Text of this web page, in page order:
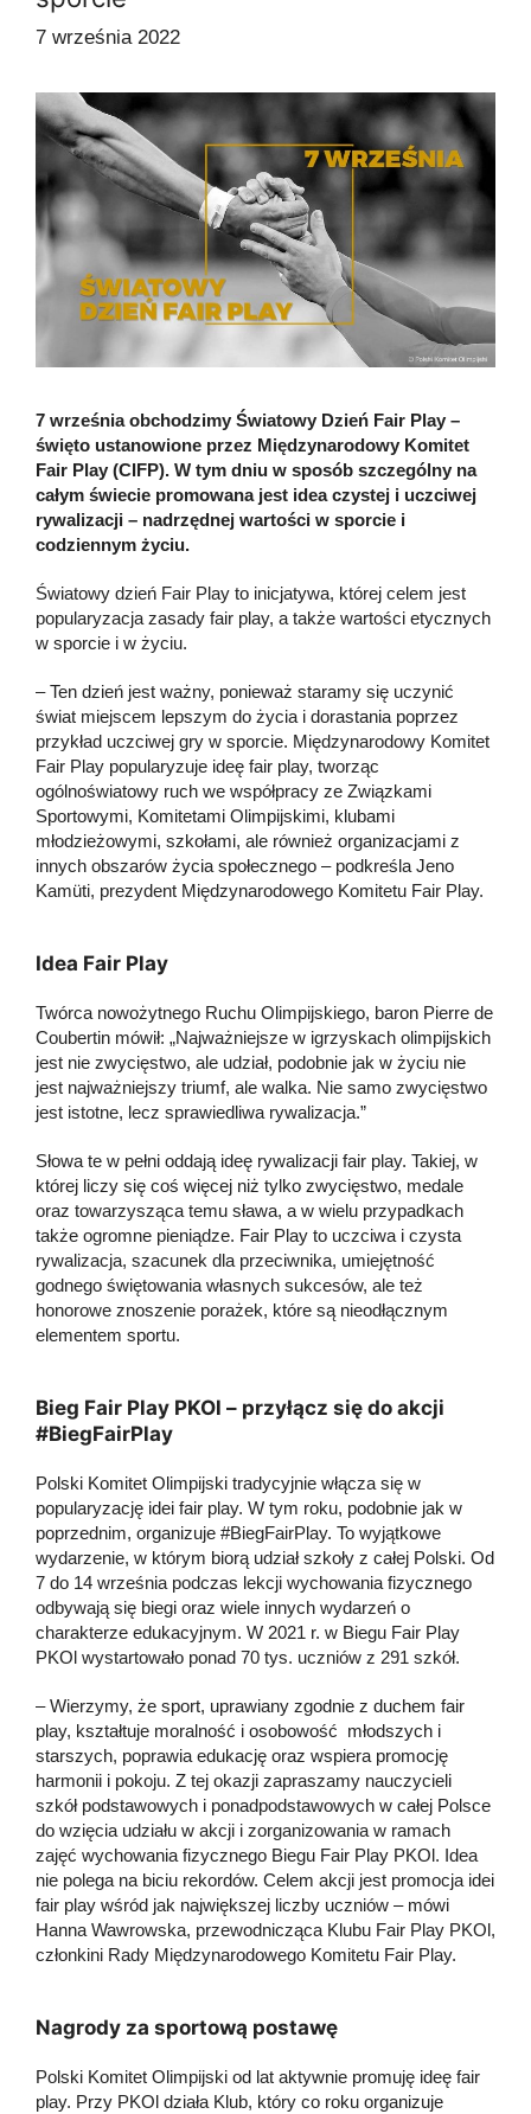
7 września 2022
7 września obchodzimy Światowy Dzień Fair Play –
święto ustanowione przez Międzynarodowy Komitet
Fair Play (CIFP). W tym dniu w sposób szczególny na
całym świecie promowana jest idea czystej i uczciwej
rywalizacji – nadrzędnej wartości w sporcie i
codziennym życiu.
Światowy dzień Fair Play to inicjatywa, której celem jest
popularyzacja zasady fair play, a także wartości etycznych
w sporcie i w życiu.
– Ten dzień jest ważny, ponieważ staramy się uczynić
świat miejscem lepszym do życia i dorastania poprzez
przykład uczciwej gry w sporcie. Międzynarodowy Komitet
Fair Play popularyzuje ideę fair play, tworząc
ogólnoświatowy ruch we współpracy ze Związkami
Sportowymi, Komitetami Olimpijskimi, klubami
młodzieżowymi, szkołami, ale również organizacjami z
innych obszarów życia społecznego – podkreśla Jeno
Kamüti, prezydent Międzynarodowego Komitetu Fair Play.
Idea Fair Play
Twórca nowożytnego Ruchu Olimpijskiego, baron Pierre de
Coubertin mówił: „Najważniejsze w igrzyskach olimpijskich
jest nie zwycięstwo, ale udział, podobnie jak w życiu nie
jest najważniejszy triumf, ale walka. Nie samo zwycięstwo
jest istotne, lecz sprawiedliwa rywalizacja.”
Słowa te w pełni oddają ideę rywalizacji fair play. Takiej, w
której liczy się coś więcej niż tylko zwycięstwo, medale
oraz towarzysząca temu sława, a w wielu przypadkach
także ogromne pieniądze. Fair Play to uczciwa i czysta
rywalizacja, szacunek dla przeciwnika, umiejętność
godnego świętowania własnych sukcesów, ale też
honorowe znoszenie porażek, które są nieodłącznym
elementem sportu.
Bieg Fair Play PKOl – przyłącz się do akcji
#BiegFairPlay
Polski Komitet Olimpijski tradycyjnie włącza się w
popularyzację idei fair play. W tym roku, podobnie jak w
poprzednim, organizuje #BiegFairPlay. To wyjątkowe
wydarzenie, w którym biorą udział szkoły z całej Polski. Od
7 do 14 września podczas lekcji wychowania fizycznego
odbywają się biegi oraz wiele innych wydarzeń o
charakterze edukacyjnym. W 2021 r. w Biegu Fair Play
PKOl wystartowało ponad 70 tys. uczniów z 291 szkół.
– Wierzymy, że sport, uprawiany zgodnie z duchem fair
play, kształtuje moralność i osobowość młodszych i
starszych, poprawia edukację oraz wspiera promocję
harmonii i pokoju. Z tej okazji zapraszamy nauczycieli
szkół podstawowych i ponadpodstawowych w całej Polsce
do wzięcia udziału w akcji i zorganizowania w ramach
zajęć wychowania fizycznego Biegu Fair Play PKOl. Idea
nie polega na biciu rekordów. Celem akcji jest promocja idei
fair play wśród jak największej liczby uczniów – mówi
Hanna Wawrowska, przewodnicząca Klubu Fair Play PKOl,
członkini Rady Międzynarodowego Komitetu Fair Play.
Nagrody za sportową postawę
Polski Komitet Olimpijski od lat aktywnie promuję ideę fair
play. Przy PKOl działa Klub, który co roku organizuje